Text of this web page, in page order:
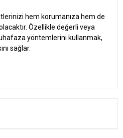
hem korumanıza hem de
Özellikle değerli veya
yöntemlerini kullanmak,
sağlar.